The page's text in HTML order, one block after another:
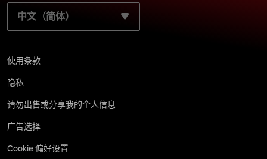
选择您的首选语言：
使用条款
隐私
请勿出售或分享我的个人信息
广告选择
Cookie 偏好设置